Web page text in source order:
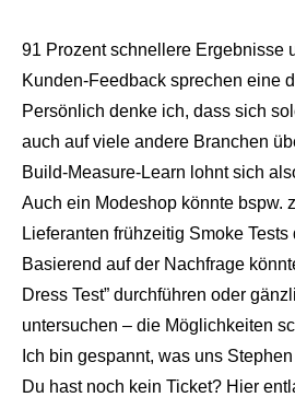
91 Prozent schnellere Ergebnisse
Kunden-Feedback sprechen eine
Persönlich denke ich, dass sich
auch auf viele andere Branchen
Build-Measure-Learn lohnt sich
Auch ein Modeshop könnte bspw.
Lieferanten frühzeitig Smoke Tests
Basierend auf der Nachfrage
Dress Test” durchführen oder
untersuchen – die Möglichkeiten
Ich bin gespannt, was uns
Du hast noch kein Ticket? Hier